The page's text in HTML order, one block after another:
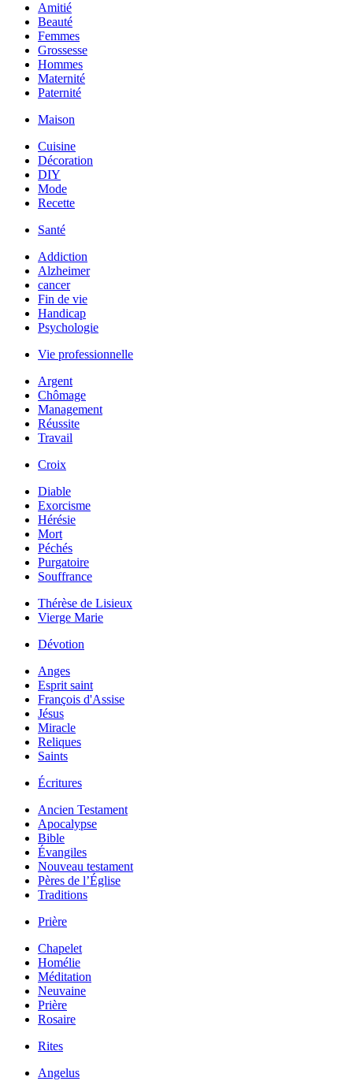
Amitié
Beauté
Femmes
Grossesse
Hommes
Maternité
Paternité
Maison
Cuisine
Décoration
DIY
Mode
Recette
Santé
Addiction
Alzheimer
cancer
Fin de vie
Handicap
Psychologie
Vie professionnelle
Argent
Chômage
Management
Réussite
Travail
Croix
Diable
Exorcisme
Hérésie
Mort
Péchés
Purgatoire
Souffrance
Thérèse de Lisieux
Vierge Marie
Dévotion
Anges
Esprit saint
François d'Assise
Jésus
Miracle
Reliques
Saints
Écritures
Ancien Testament
Apocalypse
Bible
Évangiles
Nouveau testament
Pères de l’Église
Traditions
Prière
Chapelet
Homélie
Méditation
Neuvaine
Prière
Rosaire
Rites
Angelus